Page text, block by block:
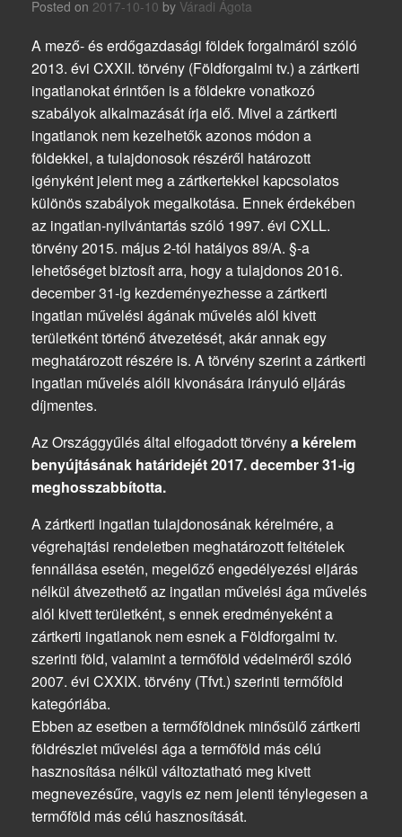
Posted on 2017-10-10 by Váradi Ágota
A mező- és erdőgazdasági földek forgalmáról szóló
2013. évi CXXII. törvény (Földforgalmi tv.) a zártkerti
ingatlanokat érintően is a földekre vonatkozó
szabályok alkalmazását írja elő. Mivel a zártkerti
ingatlanok nem kezelhetők azonos módon a
földekkel, a tulajdonosok részéről határozott
igényként jelent meg a zártkertekkel kapcsolatos
különös szabályok megalkotása. Ennek érdekében
az ingatlan-nyilvántartás szóló 1997. évi CXLL.
törvény 2015. május 2-tól hatályos 89/A. §-a
lehetőséget biztosít arra, hogy a tulajdonos 2016.
december 31-ig kezdeményezhesse a zártkerti
ingatlan művelési ágának művelés alól kivett
területként történő átvezetését, akár annak egy
meghatározott részére is. A törvény szerint a zártkerti
ingatlan művelés alóli kivonására irányuló eljárás
díjmentes.
Az Országgyűlés által elfogadott törvénya kérelem
benyújtásának határidejét 2017. december 31-ig
meghosszabbította.
A zártkerti ingatlan tulajdonosának kérelmére, a
végrehajtási rendeletben meghatározott feltételek
fennállása esetén, megelőző engedélyezési eljárás
nélkül átvezethető az ingatlan művelési ága művelés
alól kivett területként, s ennek eredményeként a
zártkerti ingatlanok nem esnek a Földforgalmi tv.
szerinti föld, valamint a termőföld védelméről szóló
2007. évi CXXIX. törvény (Tfvt.) szerinti termőföld
kategóriába.
Ebben az esetben a termőföldnek minősülő zártkerti
földrészlet művelési ága a termőföld más célú
hasznosítása nélkül változtatható meg kivett
megnevezésűre, vagyis ez nem jelenti ténylegesen a
termőföld más célú hasznosítását.